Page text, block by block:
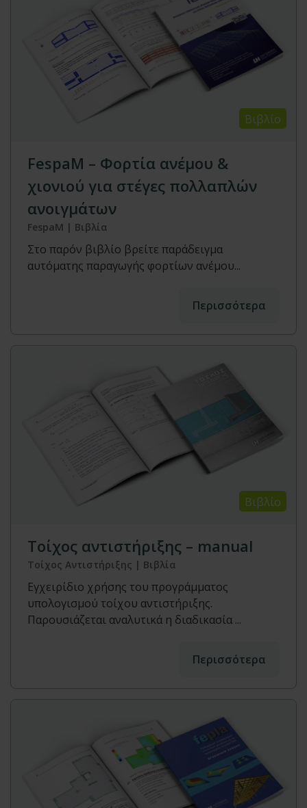
Βιβλίο
FespaM – Φορτία ανέμου &
χιονιού για στέγες πολλαπλών
ανοιγμάτων
FespaM | Βιβλία
Στο παρόν βιβλίο βρείτε παράδειγμα
αυτόματης παραγωγής φορτίων ανέμου...
Περισσότερα
Βιβλίο
Τοίχος αντιστήριξης – manual
Τοίχος Αντιστήριξης | Βιβλία
Εγχειρίδιο χρήσης του προγράμματος
υπολογισμού τοίχου αντιστήριξης.
Παρουσιάζεται αναλυτικά η διαδικασία ...
Περισσότερα